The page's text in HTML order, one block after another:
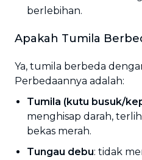
berlebihan.
Apakah Tumila
Ya, tumila berbeda
Perbedaannya adalah:
Tumila (kutu busuk/
menghisap darah,
bekas merah.
Tungau debu: tidak